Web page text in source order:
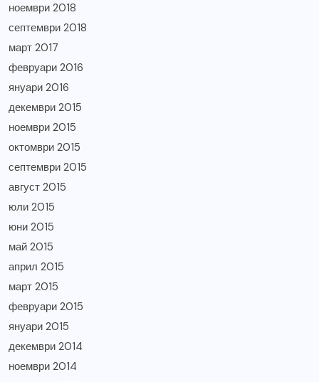
ноември 2018
септември 2018
март 2017
февруари 2016
януари 2016
декември 2015
ноември 2015
октомври 2015
септември 2015
август 2015
юли 2015
юни 2015
май 2015
април 2015
март 2015
февруари 2015
януари 2015
декември 2014
ноември 2014